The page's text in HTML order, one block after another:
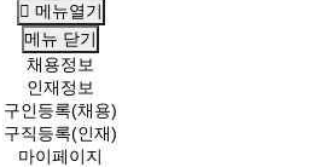
메뉴열기
메뉴 닫기
채용정보
인재정보
구인등록(채용)
구직등록(인재)
마이페이지